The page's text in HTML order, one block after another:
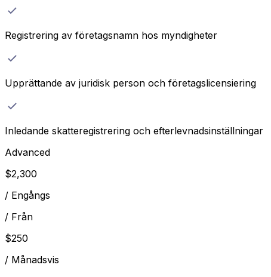
Registrering av företagsnamn hos myndigheter
Upprättande av juridisk person och företagslicensiering
Inledande skatteregistrering och efterlevnadsinställningar
Advanced
$2,300
/ Engångs
/ Från
$250
/ Månadsvis